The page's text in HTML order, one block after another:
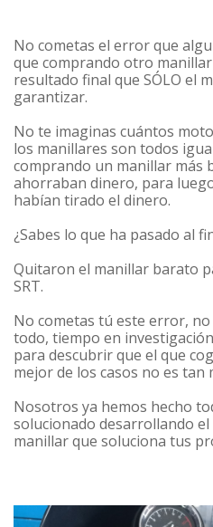
No cometas el error que
que comprando otro
resultado final que SÓLO el
garantizar.
No te imaginas cuántos
los manillares son todos
comprando un manillar más
ahorraban dinero, para
habían tirado el dinero.
¿Sabes lo que ha pasado al
Quitaron el manillar barato
SRT.
No cometas tú este error,
todo, tiempo en
para descubrir que el que
mejor de los casos no es tan
Nosotros ya hemos hecho
solucionado desarrollando el
manillar que soluciona tus